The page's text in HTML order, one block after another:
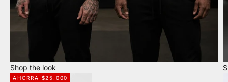
Shop the look
AHORRA $25.000